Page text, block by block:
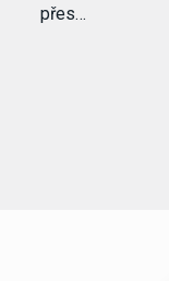
přes…